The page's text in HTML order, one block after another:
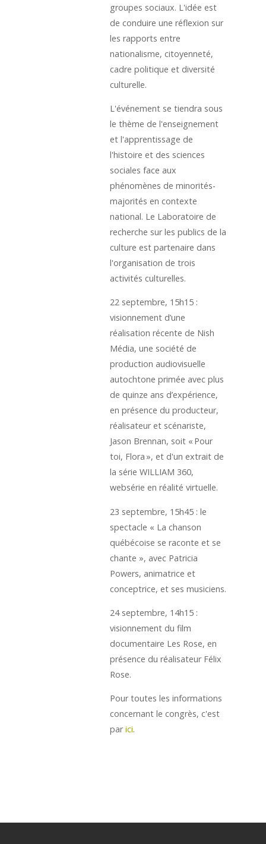
groupes sociaux. L'idée est
de conduire une réflexion sur
les rapports entre
nationalisme, citoyenneté,
cadre politique et diversité
culturelle.
L'événement se tiendra sous
le thème de l'enseignement
et l'apprentissage de
l'histoire et des sciences
sociales face aux
phénomènes de minorités-
majorités en contexte
national. Le Laboratoire de
recherche sur les publics de la
culture est partenaire dans
l'organisation de trois
activités culturelles.
22 septembre, 15h15 :
visionnement d’une
réalisation récente de Nish
Média, une société de
production audiovisuelle
autochtone primée avec plus
de quinze ans d’expérience,
en présence du producteur,
réalisateur et scénariste,
Jason Brennan, soit « Pour
toi, Flora », et d'un extrait de
la série WILLIAM 360,
websérie en réalité virtuelle.
23 septembre, 15h45 : le
spectacle « La chanson
québécoise se raconte et se
chante », avec Patricia
Powers, animatrice et
conceptrice, et ses musiciens.
24 septembre, 14h15 :
visionnement du film
documentaire Les Rose, en
présence du réalisateur Félix
Rose.
Pour toutes les informations
concernant le congrès, c'est
parici.